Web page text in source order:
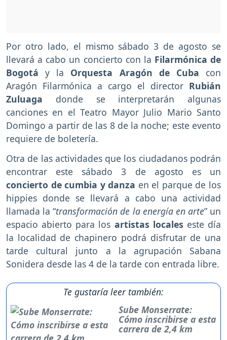
Por otro lado, el mismo sábado 3 de agosto se
llevará a cabo un concierto con la Filarmónica de
Bogotá y la Orquesta Aragón de Cuba con
Aragón Filarmónica a cargo el director Rubián
Zuluaga donde se interpretarán algunas
canciones en el Teatro Mayor Julio Mario Santo
Domingo a partir de las 8 de la noche; este evento
requiere de boletería.
Otra de las actividades que los ciudadanos podrán
encontrar este sábado 3 de agosto es un
concierto de cumbia y danza en el parque de los
hippies donde se llevará a cabo una actividad
llamada la “transformación de la energía en arte” un
espacio abierto para los artistas locales este día
la localidad de chapinero podrá disfrutar de una
tarde cultural junto a la agrupación Sabana
Sonidera desde las 4 de la tarde con entrada libre.
Te gustaría leer también:
Sube Monserrate:
Cómo inscribirse a esta
carrera de 2,4 km